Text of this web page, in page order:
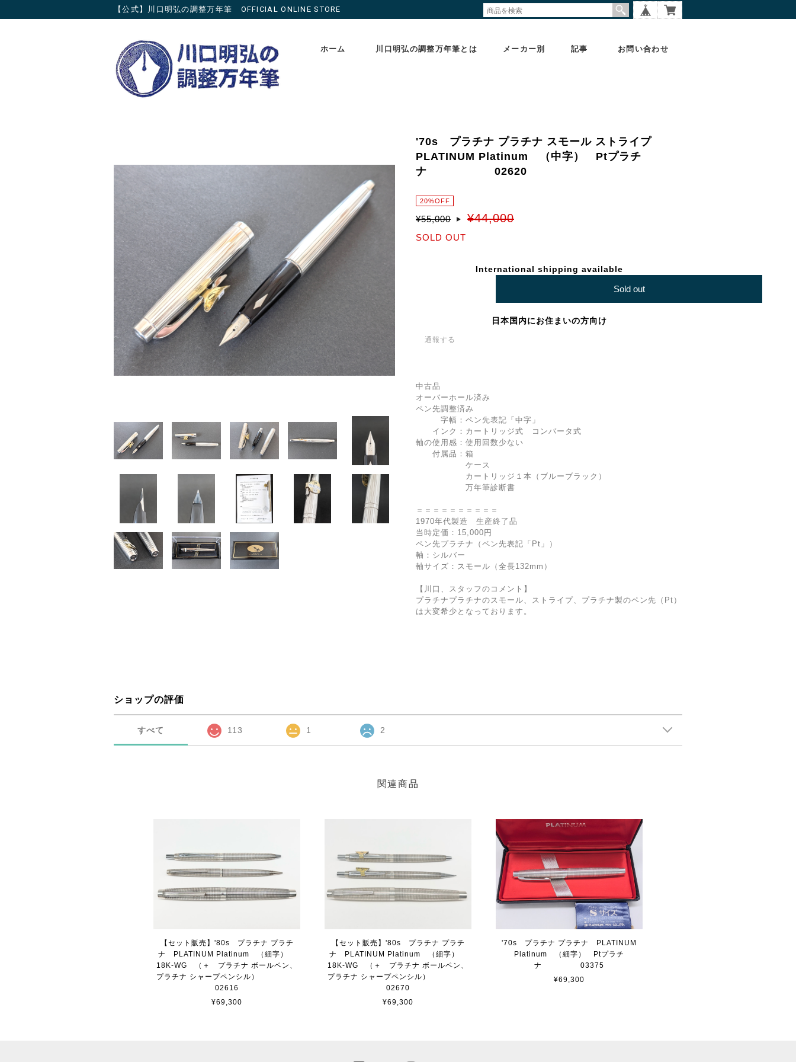
【公式】川口明弘の調整万年筆 OFFICIAL ONLINE STORE
ホーム 川口明弘の調整万年筆とは メーカー別 記事 お問い合わせ
'70s プラチナ プラチナ スモール ストライプ
PLATINUM Platinum （中字） Ptプラチ
ナ 02620
20%OFF
¥55,000 ¥44,000
SOLD OUT
International shipping available
Sold out
日本国内にお住まいの方向け
通報する
中古品
オーバーホール済み
ペン先調整済み
字幅：ペン先表記「中字」
インク：カートリッジ式 コンバータ式
軸の使用感：使用回数少ない
付属品：箱
ケース
カートリッジ１本（ブルーブラック）
万年筆診断書
＝＝＝＝＝＝＝＝＝＝
1970年代製造 生産終了品
当時定価：15,000円
ペン先プラチナ（ペン先表記「Pt」）
軸：シルバー
軸サイズ：スモール（全長132mm）
【川口、スタッフのコメント】
プラチナプラチナのスモール、ストライプ、プラチナ製のペン先（Pt）
は大変希少となっております。
ショップの評価
すべて 113 1 2
関連商品
【セット販売】'80s プラチナ プラチ
ナ PLATINUM Platinum （細字）
18K-WG （＋ プラチナ ボールペン、
プラチナ シャープペンシル）
02616
¥69,300
【セット販売】'80s プラチナ プラチ
ナ PLATINUM Platinum （細字）
18K-WG （＋ プラチナ ボールペン、
プラチナ シャープペンシル）
02670
¥69,300
'70s プラチナ プラチナ PLATINUM
Platinum （細字） Ptプラチ
ナ 03375
¥69,300